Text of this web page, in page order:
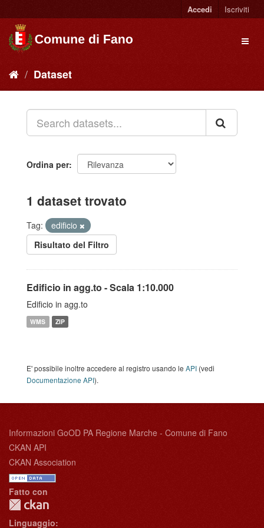
Accedi Iscriviti
Dataset
Ordina per
1 dataset trovato
Tag:
edificio
Risultato del Filtro
Edificio in agg.to - Scala 1:10.000
Edificio in agg.to
WMS ZIP
E' possibile inoltre accedere al registro usando le API (vedi
Documentazione API).
Informazioni GoOD PA Regione Marche - Comune di Fano
CKAN API
CKAN Association
Fatto con
Linguaggio